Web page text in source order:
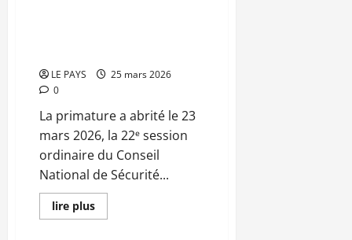
LE PAYS
25 mars 2026
0
La primature a abrité le 23
mars 2026, la 22ᵉ session
ordinaire du Conseil
National de Sécurité...
lire plusEn
savoir